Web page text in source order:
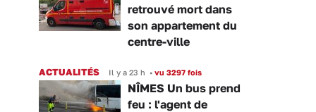
retrouvé mort dans
son appartement du
centre-ville
ACTUALITÉS Il y a 23 h • vu 3297 fois
NÎMES Un bus prend
feu : l'agent de